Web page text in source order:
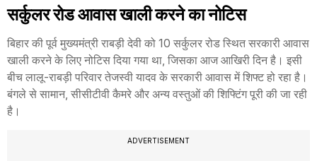
सर्कुलर रोड आवास खाली करने का नोटिस
बिहार की पूर्व मुख्यमंत्री राबड़ी देवी को 10 सर्कुलर रोड स्थित सरकारी आवास
खाली करने के लिए नोटिस दिया गया था, जिसका आज आखिरी दिन है। इसी
बीच लालू-राबड़ी परिवार तेजस्वी यादव के सरकारी आवास में शिफ्ट हो रहा है।
बंगले से सामान, सीसीटीवी कैमरे और अन्य वस्तुओं की शिफ्टिंग पूरी की जा रही
है।
ADVERTISEMENT